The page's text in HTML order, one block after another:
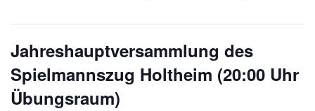
Jahreshauptversammlung des
Spielmannszug Holtheim (20:00 Uhr
Übungsraum)